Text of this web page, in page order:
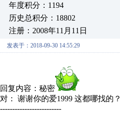
年度积分：1194
历史总积分：18802
注册：2008年11月11日
发表于：2018-09-30 14:55:29
回复内容：秘密
对： 谢谢你的爱1999 这都哪找的？
-------------------------